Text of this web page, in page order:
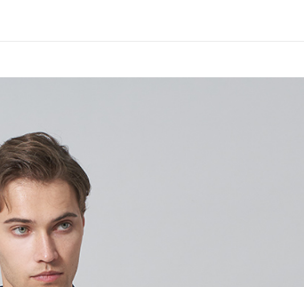
付款後7-11取貨
每筆NT$60，滿NT$1,200(含以上)免運費
宅配(本島)
每筆NT$80，滿NT$1,200(含以上)免運費
宅配(離島)